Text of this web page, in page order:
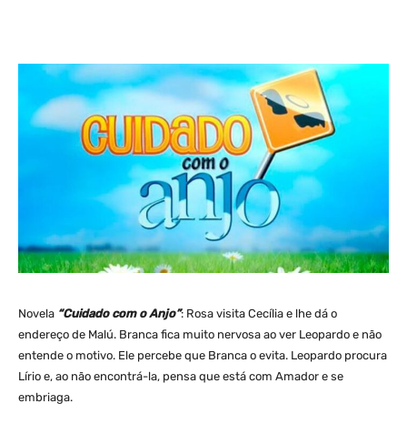
Novela “Cuidado com o Anjo”: Rosa visita Cecília e lhe dá o
endereço de Malú. Branca fica muito nervosa ao ver Leopardo e não
entende o motivo. Ele percebe que Branca o evita. Leopardo procura
Lírio e, ao não encontrá-la, pensa que está com Amador e se
embriaga.